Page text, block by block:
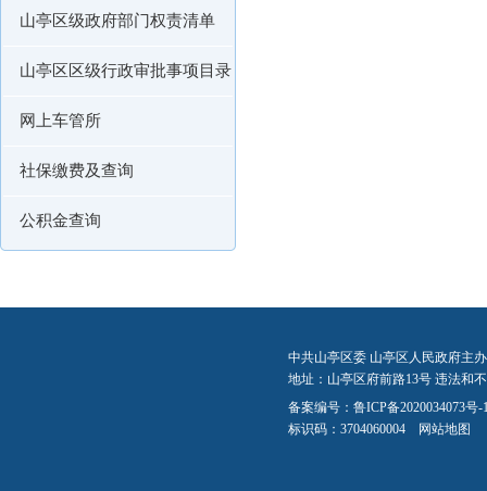
山亭区级政府部门权责清单
山亭区区级行政审批事项目录
网上车管所
社保缴费及查询
公积金查询
中共山亭区委 山亭区人民政府主
地址：山亭区府前路13号 违法和
备案编号： 鲁ICP备2020034073号-
标识码：3704060004 网站地图